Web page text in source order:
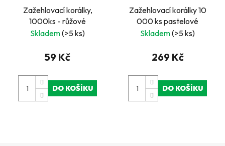
Zažehlovací korálky,
1000ks - růžové
Skladem(>5 ks)
59 Kč
DO KOŠÍKU
Zažehlovací korálky 10
000 ks pastelové
Skladem(>5 ks)
269 Kč
DO KOŠÍKU